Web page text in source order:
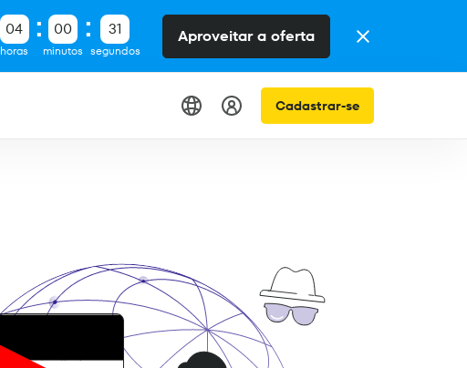
04
horas
00
minutos
31
segundos
Aproveitar a oferta
Cadastrar-se